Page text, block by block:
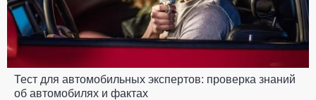
Тест для автомобильных экспертов: проверка знаний
об автомобилях и фактах